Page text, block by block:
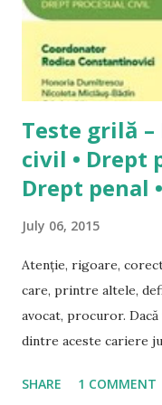
tocmai în acest
”principal” de
este reală, însă nu...
Teste grilă –
civil • Drept
Drept penal
July 06, 2015
Atenție, rigoare,
care, printre altele,
avocat, procuror. Dacă
dintre aceste cariere
tot ce vă trebuie
SHARE 1 COMMENT